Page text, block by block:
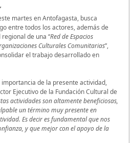
martes en Antofagasta, busca
entre todos los actores, además de
de una “Red de Espacios
Culturales Comunitarias”,
el trabajo desarrollado en
de la presente actividad,
Ejecutivo de la Fundación Cultural de
actividades son altamente beneficiosas,
un término muy presente en
Es decir es fundamental que nos
y que mejor con el apoyo de la